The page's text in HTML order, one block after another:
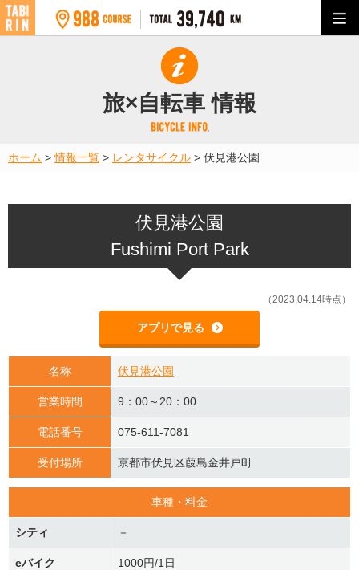
旅×自転車 情報
ホーム >情報一覧 > レンタサイクル > 伏見港公園
伏見港公園
Fushimi Port Park
（2023.04.14時点）
アプリで見る
名称 伏見港公園
営業時間 9：00～20：00
電話番号 075-611-7081
受付場所 京都市伏見区葭島金井戸町
車種・料金
シティ －
eバイク 1000円/1日